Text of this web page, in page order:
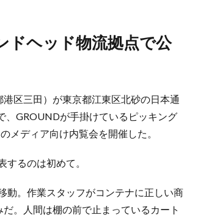
区三田）が東京都江東区北砂の日本通
、GROUNDが手掛けているピッキング
メディア向け内覧会を開催した。
するのは初めて。
動。作業スタッフがコンテナに正しい商
。人間は棚の前で止まっているカート